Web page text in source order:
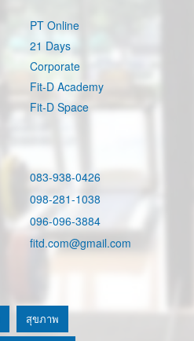
PT Online
21 Days
Corporate
Fit-D Academy
Fit-D Space
083-938-0426
098-281-1038
096-096-3884
fitd.com@gmail.com
สุขภาพ